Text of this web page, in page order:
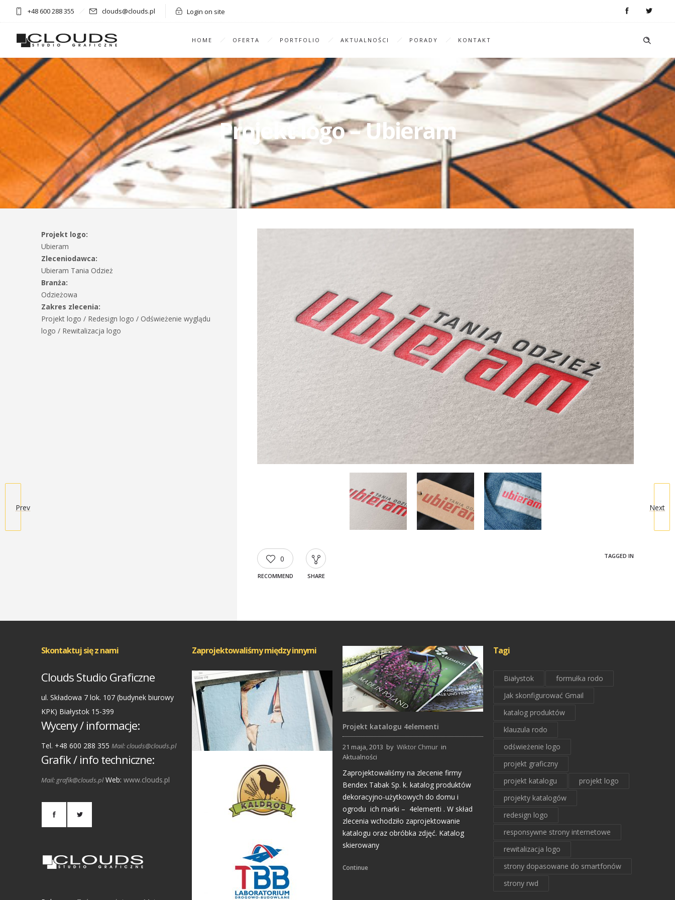
+48 600 288 355 clouds@clouds.pl Login on site
HOME OFERTA PORTFOLIO AKTUALNOŚCI PORADY KONTAKT
Projekt logo – Ubieram
Prev Next
0
RECOMMEND SHARE
TAGGED IN
Projekt logo:
Ubieram
Zleceniodawca:
Ubieram Tania Odzież
Branża:
Odzieżowa
Zakres zlecenia:
Projekt logo / Redesign logo / Odświeżenie wyglądu
logo / Rewitalizacja logo
Skontaktuj się z nami
Clouds Studio Graficzne
ul. Składowa 7 lok. 107 (budynek biurowy
KPK) Białystok 15-399
Wyceny / informacje:
Tel. +48 600 288 355 Mail: clouds@clouds.pl
Grafik / info techniczne:
Mail: grafik@clouds.plWeb: www.clouds.pl
Zaprojektowaliśmy między innymi
Strony Internetowe
Projekty logo
Projekt katalogu 4elementi
21 maja, 2013 by Wiktor Chmur in
Aktualności
Zaprojektowaliśmy na zlecenie firmy
Bendex Tabak Sp. k. katalog produktów
dekoracyjno-użytkowych do domu i
ogrodu ich marki – 4elementi . W skład
zlecenia wchodziło zaprojektowanie
katalogu oraz obróbka zdjęć. Katalog
skierowany
Continue
Tagi
Białystok
formułka rodo
Jak skonfigurować Gmail
katalog produktów
klauzula rodo
odświeżenie logo
projekt graficzny
projekt katalogu
projekt logo
projekty katalogów
redesign logo
responsywne strony internetowe
rewitalizacja logo
strony dopasowane do smartfonów
strony rwd